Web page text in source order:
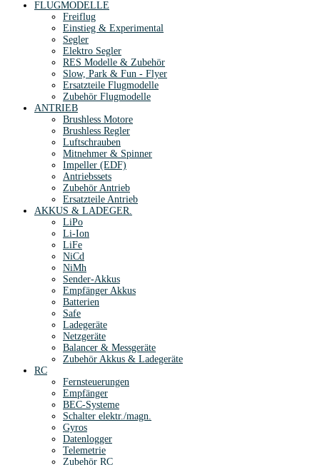
FLUGMODELLE
Freiflug
Einstieg & Experimental
Segler
Elektro Segler
RES Modelle & Zubehör
Slow, Park & Fun - Flyer
Ersatzteile Flugmodelle
Zubehör Flugmodelle
ANTRIEB
Brushless Motore
Brushless Regler
Luftschrauben
Mitnehmer & Spinner
Impeller (EDF)
Antriebssets
Zubehör Antrieb
Ersatzteile Antrieb
AKKUS & LADEGER.
LiPo
Li-Ion
LiFe
NiCd
NiMh
Sender-Akkus
Empfänger Akkus
Batterien
Safe
Ladegeräte
Netzgeräte
Balancer & Messgeräte
Zubehör Akkus & Ladegeräte
RC
Fernsteuerungen
Empfänger
BEC-Systeme
Schalter elektr./magn.
Gyros
Datenlogger
Telemetrie
Zubehör RC